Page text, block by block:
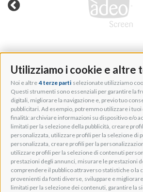
Utilizziamo i cookie e altre
Noi e altre 4 terze parti selezionate utilizziamo
Questi strumenti sono essenziali per garantire la
digitali, migliorare la navigazione e, previo tuo
pubblicitari. Ad esempio, potremmo utilizzare i tuoi
finalità: archiviare informazioni su dispositivo e/o
limitati per la selezione della pubblicità, creare
personalizzata, utilizzare profili per la selezione di
personalizzata, creare profili per la
utilizzare profili per la selezione di contenuti
prestazioni degli annunci, misurare le prestazioni
comprendere il pubblico attraverso statistiche o la
provenienti da fonti diverse, sviluppare e
limitati per la selezione dei contenuti, garantire la
Adeo Group S.r.l.
Via della Zarga, 50
Lavis, 38015 TN, Italy
Tel: +39 0461 248211
P.IVA: IT01262500224
PEC:
SDI: T04ZHR3
info@adeogroup.it
Adeo ProAV
Adeo HomeAV